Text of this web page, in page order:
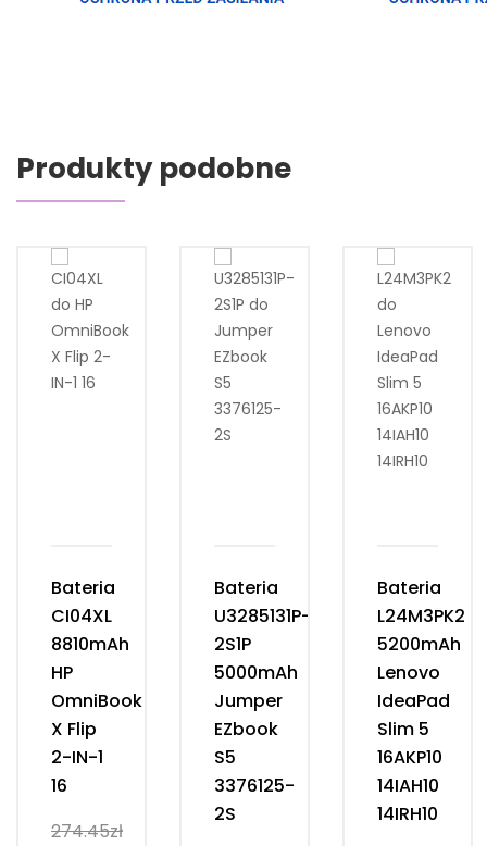
Produkty podobne
Bateria
CI04XL
8810mAh
HP
OmniBook
X Flip
2-IN-1
16
274.45zł
Bateria
U3285131P-
2S1P
5000mAh
Jumper
EZbook
S5
3376125-
2S
Bateria
L24M3PK2
5200mAh
Lenovo
IdeaPad
Slim 5
16AKP10
14IAH10
14IRH10